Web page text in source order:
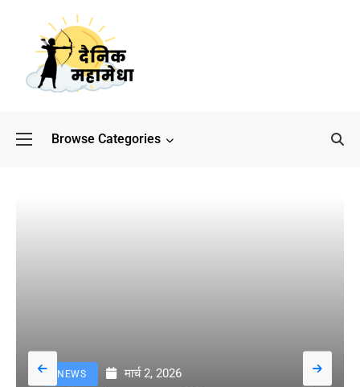
Browse Categories
NEWS मार्च 2, 2026